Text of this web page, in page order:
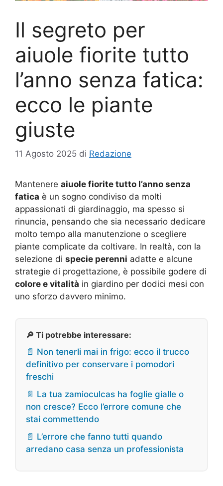
Il segreto per
aiuole fiorite tutto
l’anno senza fatica:
ecco le piante
giuste
11 Agosto 2025 di Redazione
Mantenere aiuole fiorite tutto l’anno senza
fatica è un sogno condiviso da molti
appassionati di giardinaggio, ma spesso si
rinuncia, pensando che sia necessario dedicare
molto tempo alla manutenzione o scegliere
piante complicate da coltivare. In realtà, con la
selezione di specie perenni adatte e alcune
strategie di progettazione, è possibile godere di
colore e vitalità in giardino per dodici mesi con
uno sforzo davvero minimo.
🔎 Ti potrebbe interessare:
📄 Non tenerli mai in frigo: ecco il trucco
definitivo per conservare i pomodori
freschi
📄 La tua zamioculcas ha foglie gialle o
non cresce? Ecco l’errore comune che
stai commettendo
📄 L’errore che fanno tutti quando
arredano casa senza un professionista